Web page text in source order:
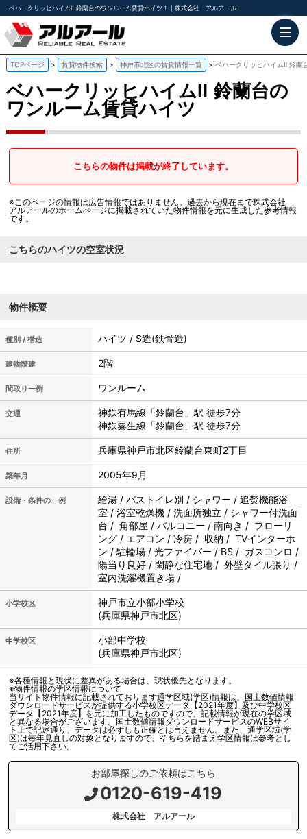
ベハークリッヒハイムⅡ 鈴蘭台のワンルーム賃貸ハイツ！｜株式会社 アルアール
TOPページ 賃貸物件検索 神戸市北区の賃貸情報一覧 ベハークリッヒハイムⅡ 鈴蘭
ベハークリッヒハイムⅡ 鈴蘭台の
ワンルーム賃貸ハイツ
こちらの物件は掲載が終了しています。
※このページの情報は広告情報ではありません。過去から現在まで株式会社
アルアールのホームぺージに掲載されていた物件情報を元に生成した参考情報
です。
こちらのハイツの空室状況
物件概要
種別 / 構造 ハイツ / S造(鉄骨造)
建物階建 2階
間取り一例 ワンルーム
交通
神鉄有馬線「鈴蘭台」駅 徒歩7分
神鉄粟生線「鈴蘭台」駅 徒歩7分
住所 兵庫県神戸市北区鈴蘭台東町2丁目
築年月 2005年9月
設備・条件の一例
給湯 / バストイレ別 / シャワー / 追焚機能浴
室 / 浴室乾燥機 / 洗面所独立 / シャワー付洗面
台 / 角部屋 / バルコニー / 南向き / フローリ
ング / エアコン / 冷房 / 収納 / TVインターホ
ン / 駐輪場 / 光ファイバー / BS / ガスコンロ /
陽当り良好 / 閑静な住宅地 / 外壁タイル張り /
室内洗濯機置き場 /
小学校区 神戸市立小部小学校
(兵庫県神戸市北区)
中学校区
小部中学校
(兵庫県神戸市北区)
※各種情報と現状に差異がある場合は、現状優先となります。
※物件情報の学区情報について
当サイト物件情報に記載されております通学区域(学区)情報は、国土数値情報
ダウンロードサービスが提供する小学校区データ【2021年度】及び中学校区
データ【2021年度】を元に加工したものですので、記載情報が現在の学区域
と異なる場合がございます。国土数値情報ダウンロードサービスのWEBサイ
ト上で記述通り、データは必ずしも正確とは言えません。また、通学区域(学
区)は毎年見直しの対象となりますので、そちらを踏まえ学区情報は参考とし
てご活用下さい。
お部屋探しのご依頼はこちら
0120-619-419
株式会社 アルアール